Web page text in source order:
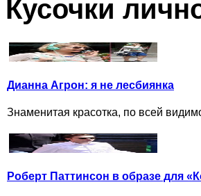
Кусочки
Дианна Агрон: я не лесбиянка
Знаменитая красотка, по всей
Роберт Паттинсон в образе для